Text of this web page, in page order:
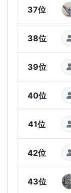
37位
38位
39位
40位
41位
42位
43位